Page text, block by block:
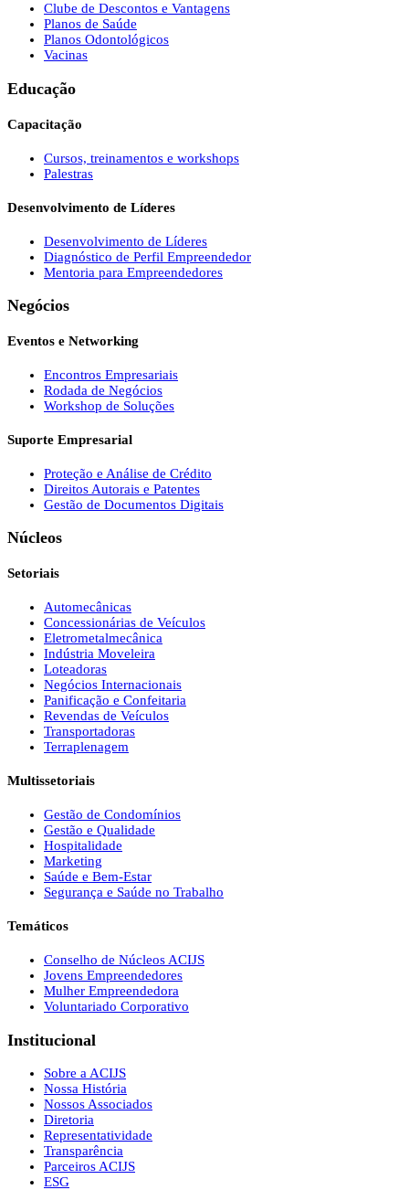
Clube de Descontos e Vantagens
Planos de Saúde
Planos Odontológicos
Vacinas
Educação
Capacitação
Cursos, treinamentos e workshops
Palestras
Desenvolvimento de Líderes
Desenvolvimento de Líderes
Diagnóstico de Perfil Empreendedor
Mentoria para Empreendedores
Negócios
Eventos e Networking
Encontros Empresariais
Rodada de Negócios
Workshop de Soluções
Suporte Empresarial
Proteção e Análise de Crédito
Direitos Autorais e Patentes
Gestão de Documentos Digitais
Núcleos
Setoriais
Automecânicas
Concessionárias de Veículos
Eletrometalmecânica
Indústria Moveleira
Loteadoras
Negócios Internacionais
Panificação e Confeitaria
Revendas de Veículos
Transportadoras
Terraplenagem
Multissetoriais
Gestão de Condomínios
Gestão e Qualidade
Hospitalidade
Marketing
Saúde e Bem-Estar
Segurança e Saúde no Trabalho
Temáticos
Conselho de Núcleos ACIJS
Jovens Empreendedores
Mulher Empreendedora
Voluntariado Corporativo
Institucional
Sobre a ACIJS
Nossa História
Nossos Associados
Diretoria
Representatividade
Transparência
Parceiros ACIJS
ESG